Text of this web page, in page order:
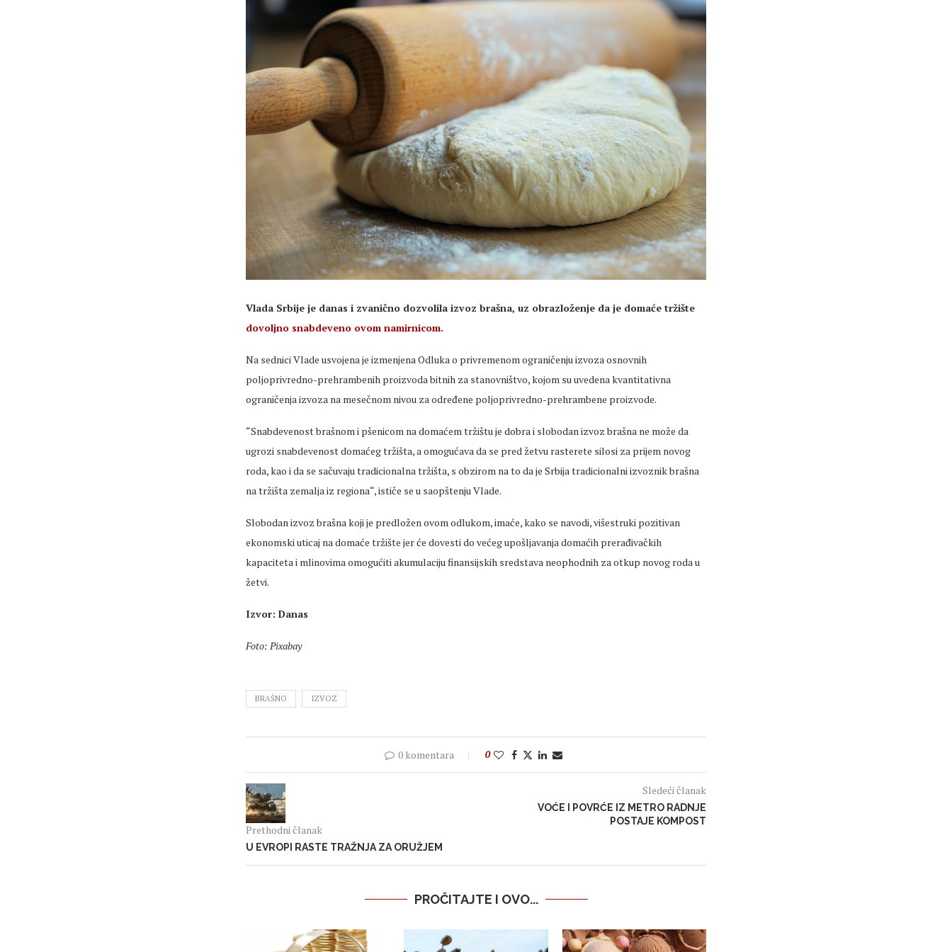
Vlada Srbije je danas i zvanično dozvolila izvoz brašna, uz obrazloženje da je domaće tržište
dovoljno snabdeveno ovom namirnicom.
Na sednici Vlade usvojena je izmenjena Odluka o privremenom ograničenju izvoza osnovnih
poljoprivredno-prehrambenih proizvoda bitnih za stanovništvo, kojom su uvedena kvantitativna
ograničenja izvoza na mesečnom nivou za određene poljoprivredno-prehrambene proizvode.
“Snabdevenost brašnom i pšenicom na domaćem tržištu je dobra i slobodan izvoz brašna ne može da
ugrozi snabdevenost domaćeg tržišta, a omogućava da se pred žetvu rasterete silosi za prijem novog
roda, kao i da se sačuvaju tradicionalna tržišta, s obzirom na to da je Srbija tradicionalni izvoznik brašna
na tržišta zemalja iz regiona“, ističe se u saopštenju Vlade.
Slobodan izvoz brašna koji je predložen ovom odlukom, imaće, kako se navodi, višestruki pozitivan
ekonomski uticaj na domaće tržište jer će dovesti do većeg upošljavanja domaćih prerađivačkih
kapaciteta i mlinovima omogućiti akumulaciju finansijskih sredstava neophodnih za otkup novog roda u
žetvi.
Izvor: Danas
Foto: Pixabay
BRAŠNO IZVOZ
0 komentara 0
Prethodni članak
U EVROPI RASTE TRAŽNJA ZA ORUŽJEM
Sledeći članak
VOĆE I POVRĆE IZ METRO RADNJE
POSTAJE KOMPOST
PROČITAJTE I OVO...